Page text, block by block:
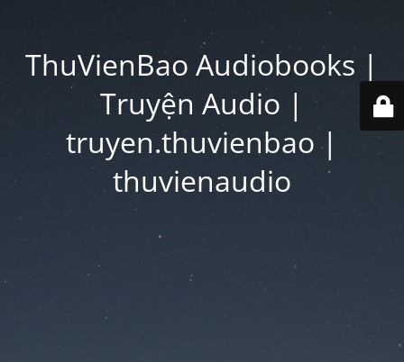
ThuVienBao Audiobooks |
Truyện Audio |
truyen.thuvienbao |
thuvienaudio